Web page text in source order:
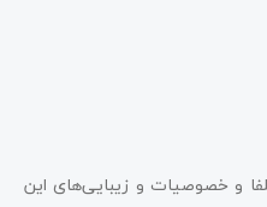
و خصوصیات و زیبایی‌های این